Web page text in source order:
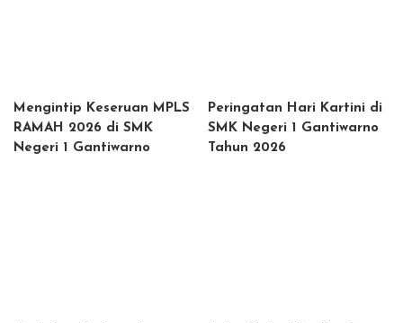
Mengintip Keseruan MPLS
RAMAH 2026 di SMK
Negeri 1 Gantiwarno
Peringatan Hari Kartini di
SMK Negeri 1 Gantiwarno
Tahun 2026